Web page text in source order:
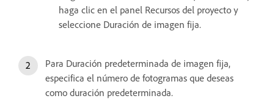
haga clic en el panel Recursos del proyecto y
seleccione Duración de imagen fija.
Para Duración predeterminada de imagen fija,
especifica el número de fotogramas que deseas
como duración predeterminada.